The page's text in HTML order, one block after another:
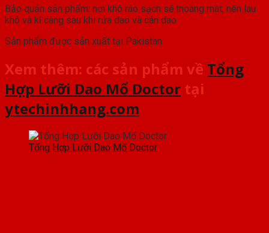
Bảo quản sản phẩm: nơi khô ráo sạch sẽ thoáng mát, nên lau
khô và kĩ càng sau khi rửa dao và cán dao.
Sản phẩm được sản xuất tại Pakistan
Xem thêm: các sản phẩm về Tổng
Hợp Lưỡi Dao Mổ Doctor tại
ytechinhhang.com
Tổng Hợp Lưỡi Dao Mổ Doctor